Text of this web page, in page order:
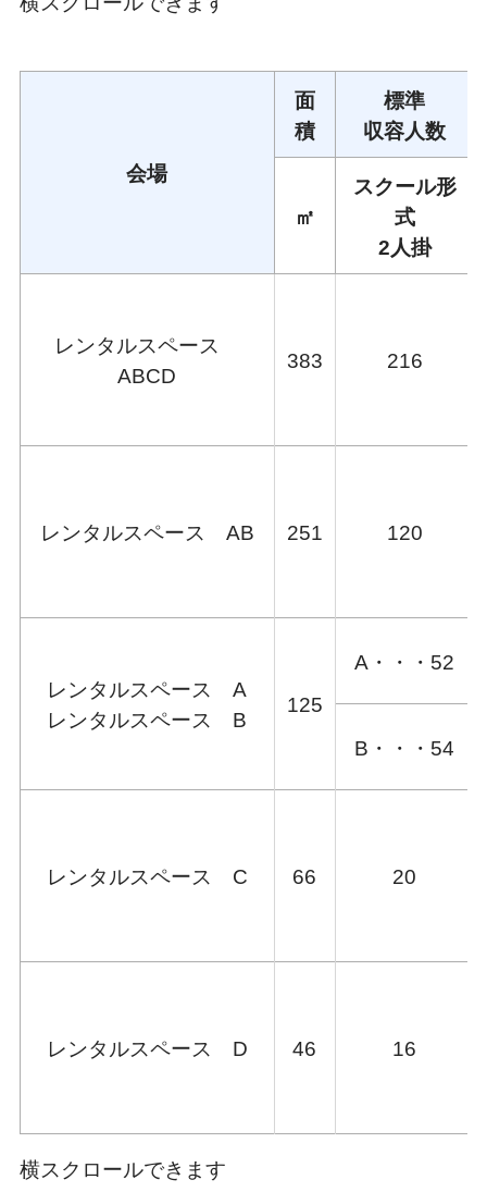
会場
面
積
標準
収容人数
㎡
スクール形
式
2人掛
レンタルスペース
ABCD
383 216
レンタルスペース AB 251 120
レンタルスペース A
レンタルスペース B
125
A・・・52
B・・・54
レンタルスペース C 66 20
レンタルスペース D 46 16